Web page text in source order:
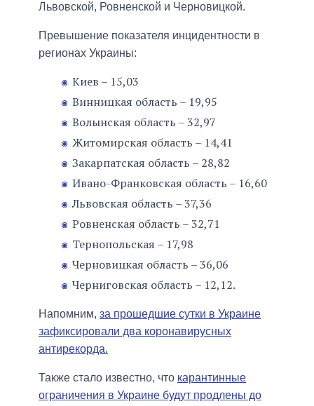
Львовской, Ровненской и Черновицкой.
Превышение показателя инцидентности в
регионах Украины:
Киев – 15,03
Винницкая область – 19,95
Волынская область – 32,97
Житомирская область – 14,41
Закарпатская область – 28,82
Ивано-Франковская область – 16,60
Львовская область – 37,36
Ровненская область – 32,71
Тернопольская – 17,98
Черновицкая область – 36,06
Черниговская область – 12,12.
Напомним, за прошедшие сутки в Украине
зафиксировали два коронавирусных
антирекорда.
Также стало известно, что карантинные
ограничения в Украине будут продлены до